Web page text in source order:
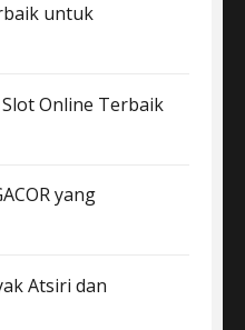
untuk
Online Terbaik
yang
Atsiri dan